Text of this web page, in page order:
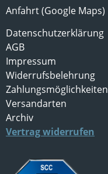
Anfahrt (Google Maps)
Datenschutzerklärung
AGB
Impressum
Widerrufsbelehrung
Zahlungsmöglichkeiten
Versandarten
Archiv
Vertrag widerrufen